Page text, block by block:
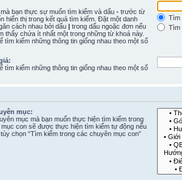
bạn thực sự muốn tìm kiếm và dấu - trước từ
hiển thị trong kết quả tìm kiếm. Đặt một danh
cách nhau bởi dấu | trong dấu ngoặc đơn nếu
thấy chứa ít nhất một trong những từ khoá này.
tìm kiếm những thông tin giống nhau theo một số
Tìm
Tìm
tìm kiếm những thông tin giống nhau theo một số
mục:
mục mà bạn muốn thực hiện tìm kiếm trong
con sẽ được thực hiện tìm kiếm tự động nếu
chọn “Tìm kiếm trong các chuyên mục con”